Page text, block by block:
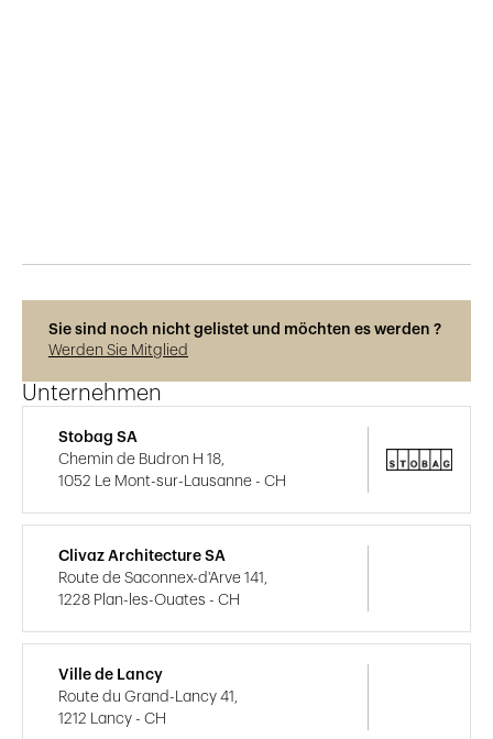
Sie sind noch nicht gelistet und möchten es werden ?
Werden Sie Mitglied
Unternehmen
Stobag SA
Chemin de Budron H 18,
1052 Le Mont-sur-Lausanne - CH
Clivaz Architecture SA
Route de Saconnex-d'Arve 141,
1228 Plan-les-Ouates - CH
Ville de Lancy
Route du Grand-Lancy 41,
1212 Lancy - CH